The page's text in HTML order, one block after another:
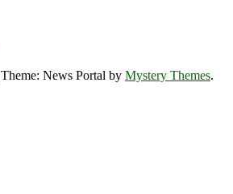
Theme: News Portal by Mystery Themes.